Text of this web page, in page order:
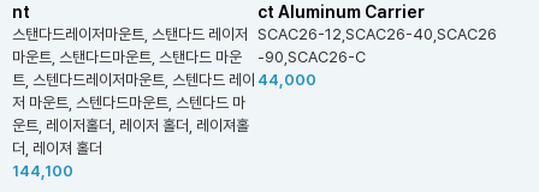
nt
스탠다드레이저마운트, 스탠다드 레이저
마운트, 스탠다드마운트, 스탠다드 마운
트, 스텐다드레이저마운트, 스텐다드 레이
저 마운트, 스텐다드마운트, 스텐다드 마
운트, 레이저홀더, 레이저 홀더, 레이져홀
더, 레이져 홀더
144,100
ct Aluminum Carrier
SCAC26-12,SCAC26-40,SCAC26
-90,SCAC26-C
44,000